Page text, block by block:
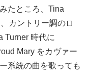
たところ、Tina
カントリー調のロ
Turner 時代に
Mary をカヴァー
系統の曲を歌っても